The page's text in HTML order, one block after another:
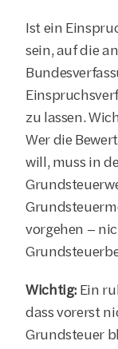
Ist ein
sein, auf die
zu lassen.
Wer die
will, muss in
vorgehen –
Wichtig: Ein
dass vorerst
Grundsteuer